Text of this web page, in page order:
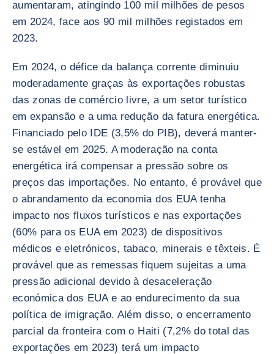
aumentaram, atingindo 100 mil milhões de pesos
em 2024, face aos 90 mil milhões registados em
2023.
Em 2024, o défice da balança corrente diminuiu
moderadamente graças às exportações robustas
das zonas de comércio livre, a um setor turístico
em expansão e a uma redução da fatura energética.
Financiado pelo IDE (3,5% do PIB), deverá manter-
se estável em 2025. A moderação na conta
energética irá compensar a pressão sobre os
preços das importações. No entanto, é provável que
o abrandamento da economia dos EUA tenha
impacto nos fluxos turísticos e nas exportações
(60% para os EUA em 2023) de dispositivos
médicos e eletrónicos, tabaco, minerais e têxteis. É
provável que as remessas fiquem sujeitas a uma
pressão adicional devido à desaceleração
económica dos EUA e ao endurecimento da sua
política de imigração. Além disso, o encerramento
parcial da fronteira com o Haiti (7,2% do total das
exportações em 2023) terá um impacto